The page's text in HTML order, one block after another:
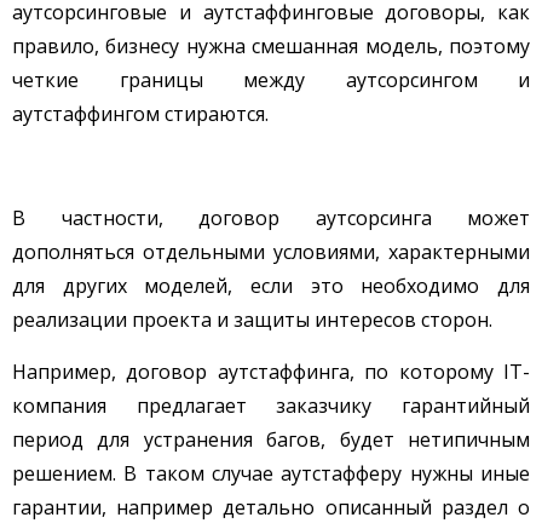
аутсорсинговые и аутстаффинговые договоры, как
правило, бизнесу нужна смешанная модель, поэтому
четкие границы между аутсорсингом и
аутстаффингом стираются.
В частности, договор аутсорсинга может
дополняться отдельными условиями, характерными
для других моделей, если это необходимо для
реализации проекта и защиты интересов сторон.
Например, договор аутстаффинга, по которому IT-
компания предлагает заказчику гарантийный
период для устранения багов, будет нетипичным
решением. В таком случае аутстафферу нужны иные
гарантии, например детально описанный раздел о